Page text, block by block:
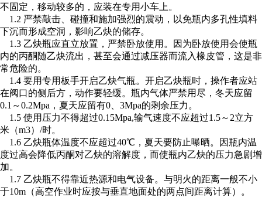
不固定，移动较多的，应装在专用小车上。
1.2 严禁敲击、碰撞和施加强烈的震动，以免瓶内多孔性填料
下沉而形成空洞，影响乙炔的储存。
1.3 乙炔瓶应直立放置，严禁卧放使用。因为卧放使用会使瓶
内的丙酮随乙炔流出，甚至会通过减压器而流入椽皮管，这是非
常危险的。
1.4 要用专用板手开启乙炔气瓶。开启乙炔瓶时，操作者应站
在阀口的侧后方，动作要轻缓。瓶内气体严禁用尽，冬天应留
0.1～0.2Mpa，夏天应留有0、3Mpa的剩余压力。
1.5 使用压力不得超过0.15Mpa,输气速度不应超过1.5～2立方
米（m3）/时。
1.6 乙炔瓶体温度不应超过40℃，夏天要防止曝晒。因瓶内温
度过高会降低丙酮对乙炔的溶解度，而使瓶内乙炔的压力急剧增
加。
1.7 乙炔瓶不得靠近热源和电气设备。与明火的距离一般不小
于10m（高空作业时应按与垂直地面处的两点间距离计算）。